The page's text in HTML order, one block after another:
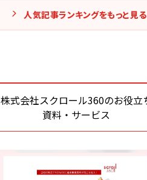
人気記事ランキングをもっと見る